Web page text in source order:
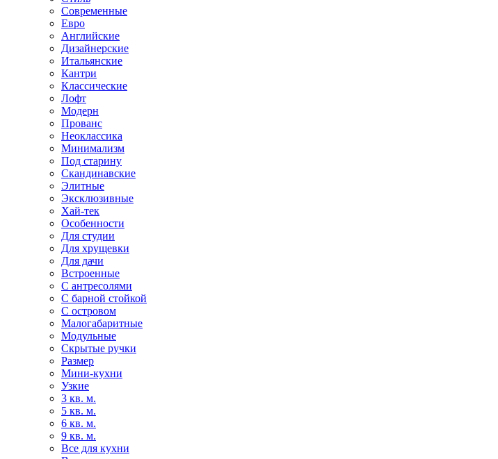
Современные
Евро
Английские
Дизайнерские
Итальянские
Кантри
Классические
Лофт
Модерн
Прованс
Неоклассика
Минимализм
Под старину
Скандинавские
Элитные
Эксклюзивные
Хай-тек
Особенности
Для студии
Для хрущевки
Для дачи
Встроенные
С антресолями
С барной стойкой
С островом
Малогабаритные
Модульные
Скрытые ручки
Размер
Мини-кухни
Узкие
3 кв. м.
5 кв. м.
6 кв. м.
9 кв. м.
Все для кухни